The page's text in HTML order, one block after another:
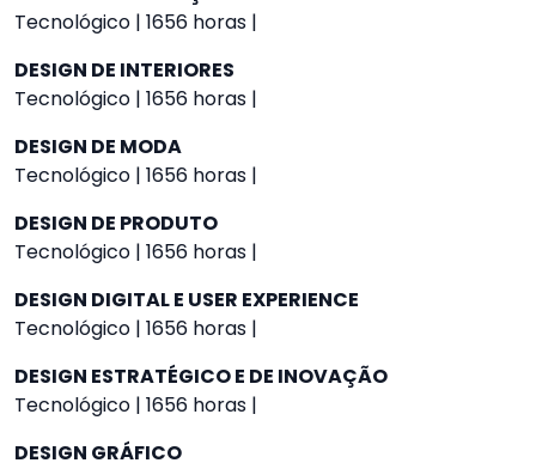
Tecnológico | 1656 horas |
DESIGN DE INTERIORES
Tecnológico | 1656 horas |
DESIGN DE MODA
Tecnológico | 1656 horas |
DESIGN DE PRODUTO
Tecnológico | 1656 horas |
DESIGN DIGITAL E USER EXPERIENCE
Tecnológico | 1656 horas |
DESIGN ESTRATÉGICO E DE INOVAÇÃO
Tecnológico | 1656 horas |
DESIGN GRÁFICO